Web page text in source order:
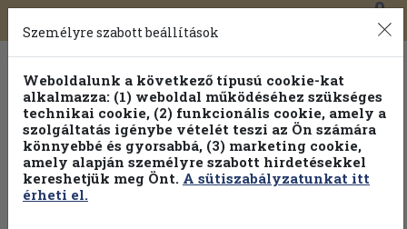
Toggle
navigation
0
Személyre szabott beállítások
Weboldalunk a következő típusú cookie-kat
alkalmazza: (1) weboldal működéséhez szükséges
technikai cookie, (2) funkcionális cookie, amely a
szolgáltatás igénybe vételét teszi az Ön számára
könnyebbé és gyorsabbá, (3) marketing cookie,
amely alapján személyre szabott hirdetésekkel
kereshetjük meg Önt. A sütiszabályzatunkat itt
érheti el.